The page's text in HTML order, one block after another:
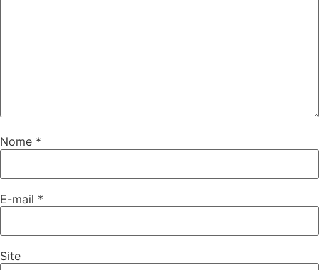
Nome *
E-mail *
Site